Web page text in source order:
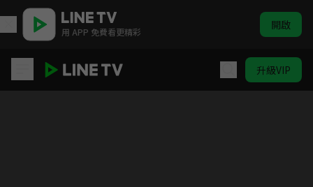
用 APP 免費看更精彩 開啟
升級VIP